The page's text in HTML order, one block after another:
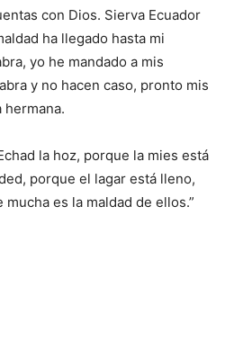
con Dios. Sierva Ecuador
ha llegado hasta mi
yo he mandado a mis
y no hacen caso, pronto mis
hermana.
la hoz, porque la mies está
porque el lagar está lleno,
es la maldad de ellos.”